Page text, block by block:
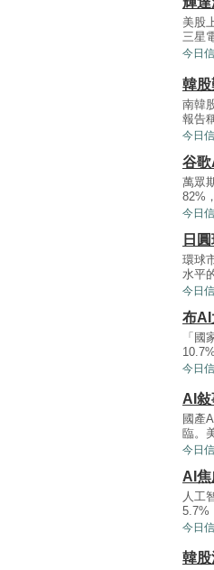
美股
三星
今日
韓
南韓
報告
今日
谷
萬眾
82%
今日
日
環球
水平
今日
布AI
「
今日
AI
國產
臨。
今日
AI焦
人工
5.7%
今日
韓